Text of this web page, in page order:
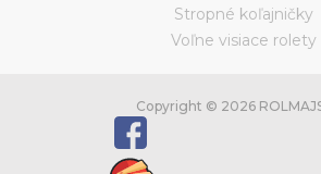
Stropné koľajničky
Voľne visiace rolety
Copyright © 2026